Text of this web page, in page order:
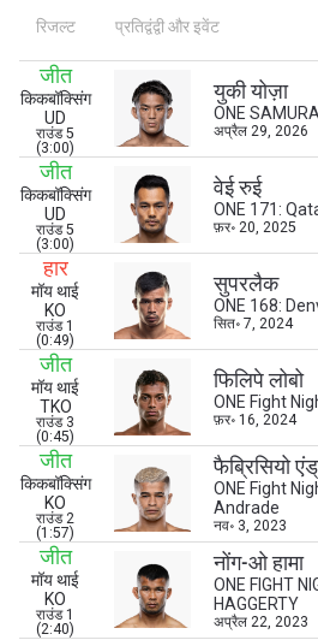
रिजल्ट प्रतिद्वंद्वी और इवेंट
जीत
किकबॉक्सिंग
UD
राउंड 5
(3:00)
युकी योज़ा
ONE
अप्रैल 29, 2026
जीत
किकबॉक्सिंग
UD
राउंड 5
(3:00)
वेई रुई
ONE 171:
फ़र॰ 20, 2025
हार
मॉय थाई
KO
राउंड 1
(0:49)
सुपरलैक
ONE 168:
सित॰ 7, 2024
जीत
मॉय थाई
TKO
राउंड 3
(0:45)
फिलिपे लोबो
ONE Fight
फ़र॰ 16, 2024
जीत
किकबॉक्सिंग
KO
राउंड 2
(1:57)
फैब्रिसियो
ONE Fight
Andrade
नव॰ 3, 2023
जीत
मॉय थाई
KO
राउंड 1
(2:40)
नोंग-ओ हामा
ONE FIGHT
HAGGERTY
अप्रैल 22, 2023